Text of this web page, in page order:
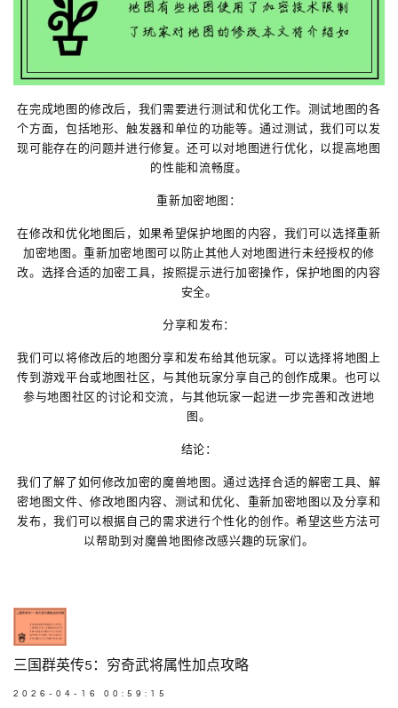
在完成地图的修改后，我们需要进行测试和优化工作。测试地图的各
个方面，包括地形、触发器和单位的功能等。通过测试，我们可以发
现可能存在的问题并进行修复。还可以对地图进行优化，以提高地图
的性能和流畅度。
重新加密地图：
在修改和优化地图后，如果希望保护地图的内容，我们可以选择重新
加密地图。重新加密地图可以防止其他人对地图进行未经授权的修
改。选择合适的加密工具，按照提示进行加密操作，保护地图的内容
安全。
分享和发布：
我们可以将修改后的地图分享和发布给其他玩家。可以选择将地图上
传到游戏平台或地图社区，与其他玩家分享自己的创作成果。也可以
参与地图社区的讨论和交流，与其他玩家一起进一步完善和改进地
图。
结论：
我们了解了如何修改加密的魔兽地图。通过选择合适的解密工具、解
密地图文件、修改地图内容、测试和优化、重新加密地图以及分享和
发布，我们可以根据自己的需求进行个性化的创作。希望这些方法可
以帮助到对魔兽地图修改感兴趣的玩家们。
三国群英传5：穷奇武将属性加点攻略
2026-04-16 00:59:15